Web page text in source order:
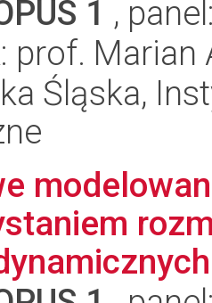
1 ,
prof. Marian
Śląska,